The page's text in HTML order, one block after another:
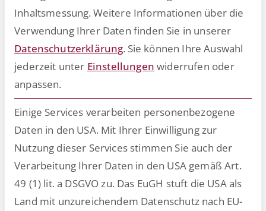
Alle Beiträge von
Integrationspartner
Inhaltsmessung. Weitere Informationen über die
Verwendung Ihrer Daten finden Sie in unserer
Datenschutzerklärung. Sie können Ihre Auswahl
jederzeit unter Einstellungen widerrufen oder
anpassen.
Einige Services verarbeiten personenbezogene
Daten in den USA. Mit Ihrer Einwilligung zur
Nutzung dieser Services stimmen Sie auch der
Verarbeitung Ihrer Daten in den USA gemäß Art.
49 (1) lit. a DSGVO zu. Das EuGH stuft die USA als
Land mit unzureichendem Datenschutz nach EU-